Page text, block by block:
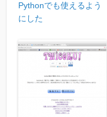
Pythonでも使えるよう
にした